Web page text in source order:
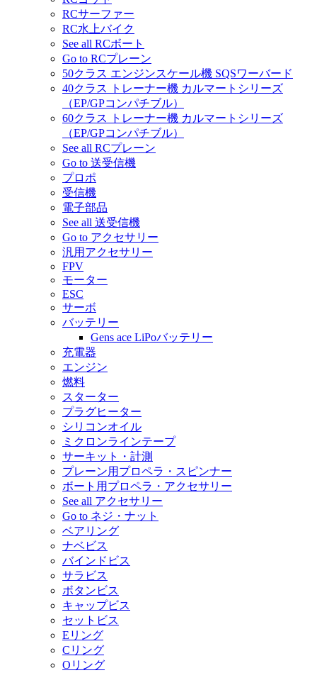
RCサーファー
RC水上バイク
See all RCボート
Go to RCプレーン
50クラス エンジンスケール機 SQSワーバード
40クラス トレーナー機 カルマートシリーズ
（EP/GPコンパチブル）
60クラス トレーナー機 カルマートシリーズ
（EP/GPコンパチブル）
See all RCプレーン
Go to 送受信機
プロポ
受信機
電子部品
See all 送受信機
Go to アクセサリー
汎用アクセサリー
FPV
モーター
ESC
サーボ
バッテリー
Gens ace LiPoバッテリー
充電器
エンジン
燃料
スターター
プラグヒーター
シリコンオイル
ミクロンラインテープ
サーキット・計測
プレーン用プロペラ・スピンナー
ボート用プロペラ・アクセサリー
See all アクセサリー
Go to ネジ・ナット
ベアリング
ナベビス
バインドビス
サラビス
ボタンビス
キャップビス
セットビス
Eリング
Cリング
Oリング